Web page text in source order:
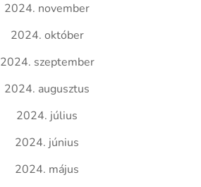
2024. november
2024. október
2024. szeptember
2024. augusztus
2024. július
2024. június
2024. május